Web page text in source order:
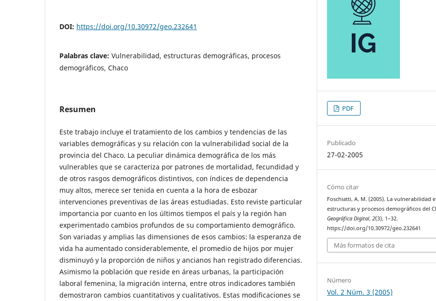
DOI: https://doi.org/10.30972/geo.232641
Palabras clave: Vulnerabilidad, estructuras demográficas, procesos
demográficos, Chaco
Resumen
Este trabajo incluye el tratamiento de los cambios y tendencias de las
variables demográficas y su relación con la vulnerabilidad social de la
provincia del Chaco. La peculiar dinámica demográfica de los más
vulnerables que se caracteriza por patrones de mortalidad, fecundidad y
de otros rasgos demográficos distintivos, con índices de dependencia
muy altos, merece ser tenida en cuenta a la hora de esbozar
intervenciones preventivas de las áreas estudiadas. Esto reviste particular
importancia por cuanto en los últimos tiempos el país y la región han
experimentado cambios profundos de su comportamiento demográfico.
Son variadas y amplias las dimensiones de esos cambios: la esperanza de
vida ha aumentado considerablemente, el promedio de hijos por mujer
disminuyó y la proporción de niños y ancianos han registrado diferencias.
Asimismo la población que reside en áreas urbanas, la participación
laboral femenina, la migración interna, entre otros indicadores también
demostraron cambios cuantitativos y cualitativos. Estas modificaciones se
PDF
Publicado
27-02-2005
Cómo citar
Foschiatti, A. M. (2005). La vulnerabilidad
estructuras y procesos demográficos del
Geográfica Digital,2(3), 1–32.
https://doi.org/10.30972/geo.232641
Más formatos de cita
Número
Vol. 2 Núm. 3 (2005)